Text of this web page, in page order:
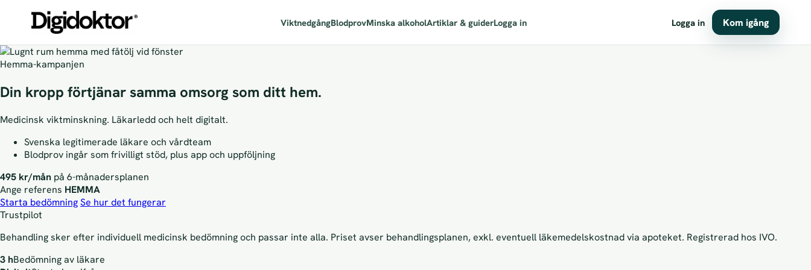
Viktnedgång
online Blodprov
med läkartolkning
Minska alkoholArtiklar & guiderLogga in Logga in Kom igång
Hemma-kampanjen
Din kropp förtjänar samma omsorg som ditt hem.
Medicinsk viktminskning. Läkarledd och helt digitalt.
Svenska legitimerade läkare och vårdteam
Blodprov ingår som frivilligt stöd, plus app och uppföljning
495 kr/mån på 6-månadersplanen
Ange referens HEMMA
Starta bedömningSe hur det fungerar
Trustpilot
Behandling sker efter individuell medicinsk bedömning och passar inte alla. Priset avser behandlingsplanen, exkl. eventuell läkemedelskostnad via apoteket. Registrerad hos IVO.
3 hBedömning av läkare